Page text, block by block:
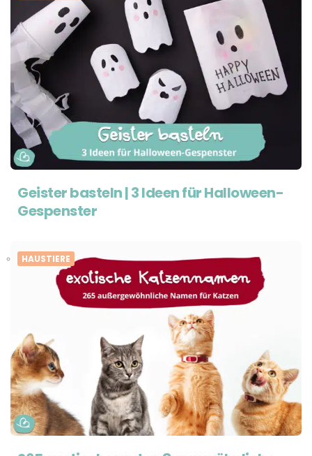
Geister basteln | 3 Ideen für Halloween-
Gespenster
HAUSTIERE